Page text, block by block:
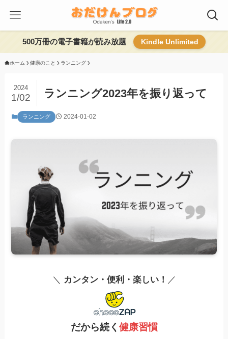
500万冊の電子書籍が読み放題 Kindle Unlimited
ホーム 健康のこと ランニング
ランニング2023年を振り返って
2024
1/02
ランニング 2024-01-02
＼ カンタン・便利・楽しい！ ／
だから続く 健康習慣